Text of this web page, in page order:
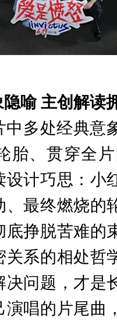
隐喻 主创解读
中多处经典意
胎、贯穿全
设计巧思：小
、最终燃烧的
底挣脱苦难的
关系的相处哲
决问题，才是
演唱的片尾曲